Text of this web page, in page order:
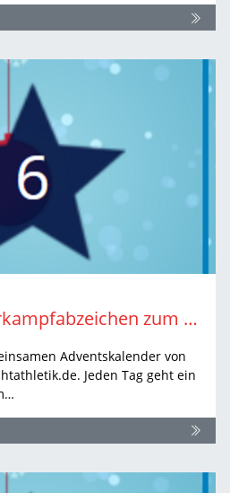
Türchen 6 – Mehrkampfabzeichen zum 65. Mal geschafft: Manfred Erdmann
Adventskalender von
Jeden Tag geht ein